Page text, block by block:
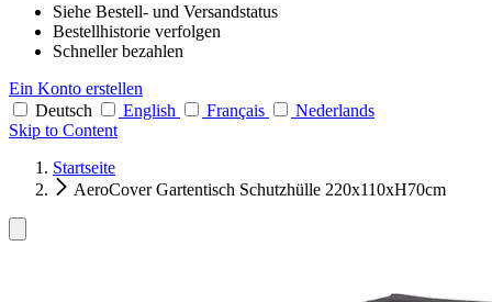
Siehe Bestell- und Versandstatus
Bestellhistorie verfolgen
Schneller bezahlen
Ein Konto erstellen
Deutsch
English Français
Nederlands
Skip to Content
Startseite
AeroCover Gartentisch Schutzhülle 220x110xH70cm